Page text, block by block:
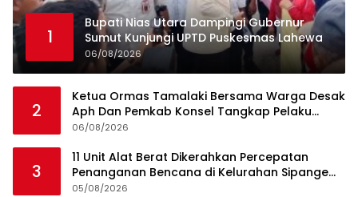
1
Bupati Nias Utara Dampingi Gubernur
Sumut Kunjungi UPTD Puskesmas Lahewa
06/08/2026
2
Ketua Ormas Tamalaki Bersama Warga Desak
Aph Dan Pemkab Konsel Tangkap Pelaku
Angkut Cangkang Sawit Overload, Truk PT KAP
06/08/2026
3
11 Unit Alat Berat Dikerahkan Percepatan
Penanganan Bencana di Kelurahan Sipange
Kecamatan Tukka
05/08/2026